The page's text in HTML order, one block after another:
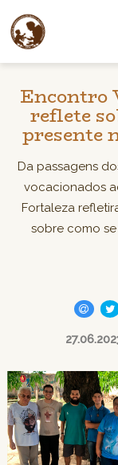
Encontro
reflete
presente
Da passagens
vocacionados
Fortaleza
sobre como